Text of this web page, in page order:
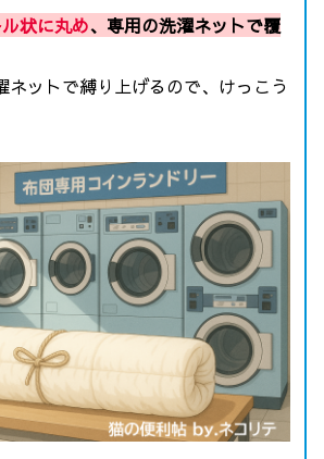
状に丸め、専用の洗濯ネットで覆
ネットで縛り上げるので、けっこう